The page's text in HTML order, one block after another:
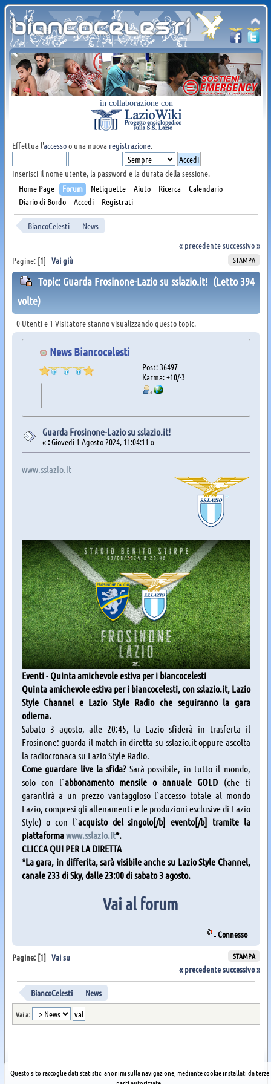
in collaborazione con
Effettua l'accessoo una nuova registrazione.
Inserisci il nome utente, la password e la durata della sessione.
Home Page
Forum Netiquette Aiuto Ricerca
Calendario
Diario di Bordo
Accedi Registrati
BiancoCelesti
News
« precedentesuccessivo »
STAMPA
Pagine: [1] Vai giù
Topic: Guarda Frosinone-Lazio su sslazio.it! (Letto 394
volte)
0 Utenti e 1 Visitatore stanno visualizzando questo topic.
News Biancocelesti
Post: 36497
Karma: +10/-3
Guarda Frosinone-Lazio su sslazio.it!
«:Giovedì 1 Agosto 2024, 11:04:11 »
www.sslazio.it
Eventi - Quinta amichevole estiva per i biancocelesti
Quinta amichevole estiva per i biancocelesti, con sslazio.it, Lazio
Style Channel e Lazio Style Radio che seguiranno la gara
odierna.
Sabato 3 agosto, alle 20:45, la Lazio sfiderà in trasferta il
Frosinone: guarda il match in diretta su sslazio.it oppure ascolta
la radiocronaca su Lazio Style Radio.
Come guardare live la sfida?Sarà possibile, in tutto il mondo,
solo con l`abbonamento mensile o annuale GOLD (che ti
garantirà a un prezzo vantaggioso l`accesso totale al mondo
Lazio, compresi gli allenamenti e le produzioni esclusive di Lazio
Style) o con l`acquisto del singolo[/b]evento[/b] tramite la
piattaformawww.sslazio.it*.
CLICCA QUI PER LA DIRETTA
*La gara, in differita, sarà visibile anche su Lazio Style Channel,
canale 233 di Sky, dalle 23:00 di sabato 3 agosto.
Vai al forum
Connesso
STAMPA
Pagine: [1] Vai su
« precedentesuccessivo »
BiancoCelesti News
Vai a:
Questo sito raccoglie dati statistici anonimi sulla navigazione, mediante cookie installati da terze